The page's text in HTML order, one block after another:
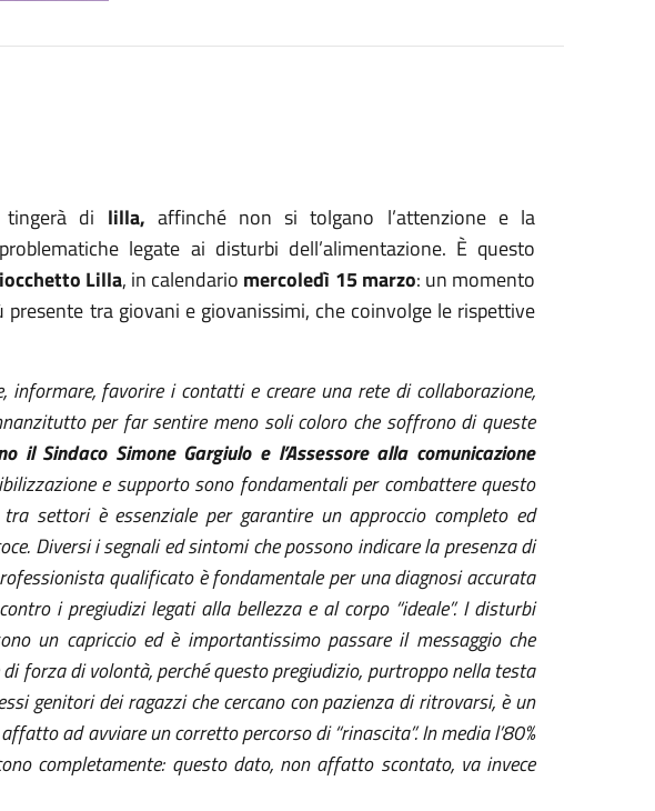
di lilla, affinché non si tolgano l’attenzione e la
legate ai disturbi dell’alimentazione. È questo
Lilla, in calendario mercoledì 15 marzo: un momento
tra giovani e giovanissimi, che coinvolge le rispettive
favorire i contatti e creare una rete di collaborazione,
per far sentire meno soli coloro che soffrono di queste
il Sindaco Simone Gargiulo e l’Assessore alla comunicazione
e supporto sono fondamentali per combattere questo
settori è essenziale per garantire un approccio completo ed
Diversiisegnali edsintomichepossono indicare la presenza di
qualificato è fondamentale per una diagnosi accurata
i pregiudizi legati alla bellezza e al corpo “ideale”. I disturbi
un capriccio ed è importantissimo passare il messaggio che
forza di volontà, perché questo pregiudizio, purtropponella testa
genitori dei ragazzi che cercano con pazienza di ritrovarsi, èun
ad avviare un corretto percorso di “rinascita”.In media l’80%
completamente: questo dato, non affatto scontato, va invece